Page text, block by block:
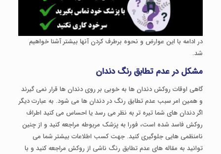
در ادامه با این عوارض و نحوه برطرف کردن آنها بیشتر آشنا خواهیم
شد.
مشکل در عدم تطابق رنگ دندان
گاهی اوقات روکش دندان ها به خوبی بر روی دندان ها قرار نمی گیرند
و همین امر سبب عدم تطابق رنگ در دندان ها می شود. به عبارت دیگر
اگر دندان های شما تیره تر به نظر می رسد یا احساس می کنید اطراف
روکش فاسد شده است، فورا به پزشک مربوطه مراجعه کنید و از چنین
نامنظمی هایی جلوگیری کنید. جهت کسب اطلاعات بیشتر شما می
توانید به مقاله های عدم تطابق رنگ ناشی از روکش مراجعه کنید و با